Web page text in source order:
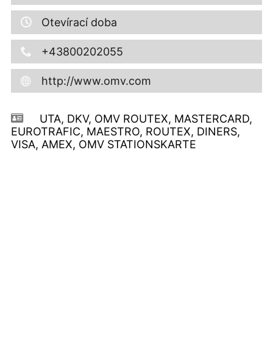
Otevírací doba
+43800202055
http://www.omv.com
UTA, DKV, OMV ROUTEX, MASTERCARD,
EUROTRAFIC, MAESTRO, ROUTEX, DINERS,
VISA, AMEX, OMV STATIONSKARTE